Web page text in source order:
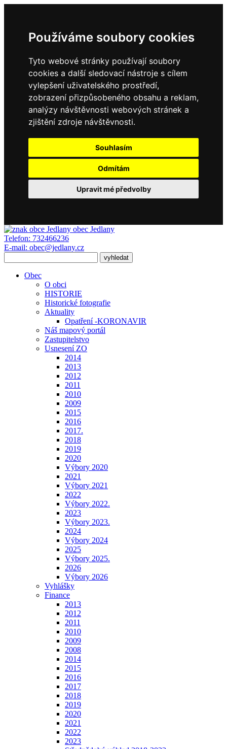
Používáme soubory cookies
Tyto webové stránky používají soubory
cookies a další sledovací nástroje s cílem
vylepšení uživatelského prostředí,
zobrazení přizpůsobeného obsahu a reklam,
analýzy návštěvnosti webových stránek a
zjištění zdroje návštěvnosti.
Souhlasím
Odmítám
Upravit mé předvolby
obec Jedlany
Telefon: 732466236
E-mail: obec@jedlany.cz
Obec
O obci
HISTORIE
Historické fotografie
Aktuality
Opatření -KORONAVIR
Náš mapový portál
Zastupitelstvo
Usnesení ZO
2014
2013
2012
2011
2010
2009
2015
2016
2017.
2018
2019
2020
Výbory 2020
2021
Výbory 2021
2022
Výbory 2022.
2023
Výbory 2023.
2024
Výbory 2024
2025
Výbory 2025.
2026
Výbory 2026
Vyhlášky
Finance
2013
2012
2011
2010
2009
2008
2014
2015
2016
2017
2018
2019
2020
2021
2022
2023